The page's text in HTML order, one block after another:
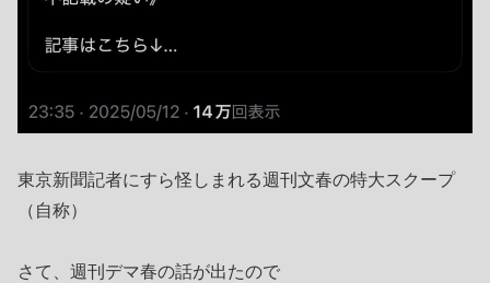
東京新聞記者にすら怪しまれる週刊文春の特大スクープ
（自称）
さて、週刊デマ春の話が出たので